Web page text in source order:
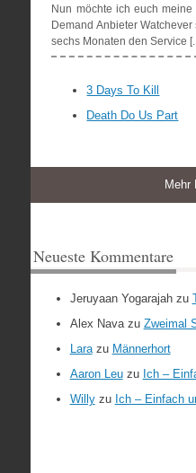
Nun möchte ich euch
Demand Anbieter
sechs Monaten den Service
3 Days To Kill
Death Do Us Part
Mehr
Neueste Kommentare
Jeruyaan Yogarajahzu
Alex Navazu Zweimal
Larazu Männerhort
Aaron Leuzu Ich –
Willyzu Ich – Einfach